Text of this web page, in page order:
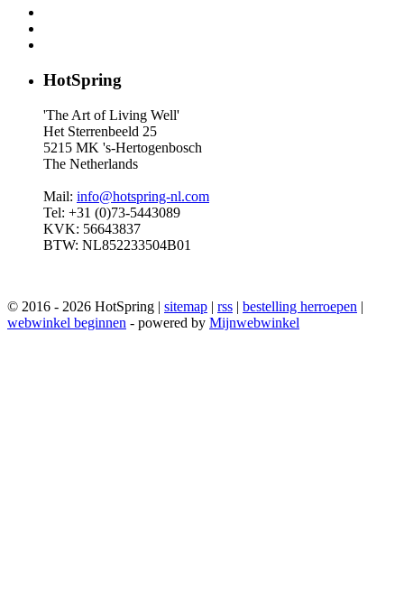
HotSpring
'The Art of Living Well'
Het Sterrenbeeld 25
5215 MK 's-Hertogenbosch
The Netherlands
Mail: info@hotspring-nl.com
Tel: +31 (0)73-5443089
KVK: 56643837
BTW: NL852233504B01
© 2016 - 2026 HotSpring | sitemap | rss | bestelling herroepen |
webwinkel beginnen - powered by Mijnwebwinkel